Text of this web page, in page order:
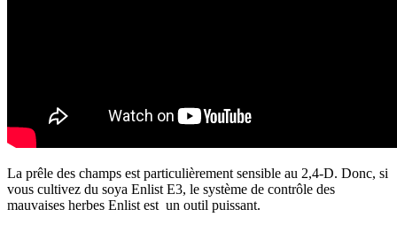
La prêle des champs est particulièrement sensible au 2,4-D. Donc, si
vous cultivez du soya Enlist E3, le système de contrôle des
mauvaises herbes Enlist est un outil puissant.